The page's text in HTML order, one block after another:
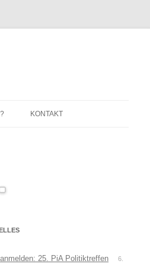
KONTAKT
25. PiA Politiktreffen
6.